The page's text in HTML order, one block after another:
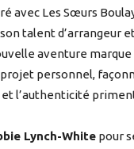
avec Les Sœurs
talent d’arrangeur
aventure
personnel,
et l’authenticité
Lynch-White pour